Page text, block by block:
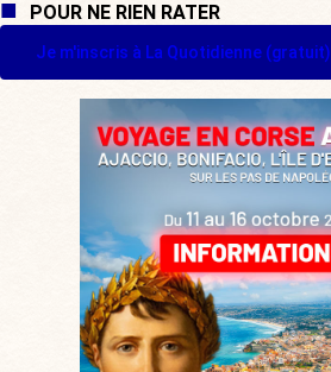
POUR NE RIEN RATER
Je m'inscris à La Quotidienne (gratuit)